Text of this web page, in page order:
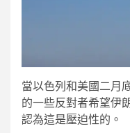
當以色列和美國二月
的一些反對者希望伊
認為這是壓迫性的。